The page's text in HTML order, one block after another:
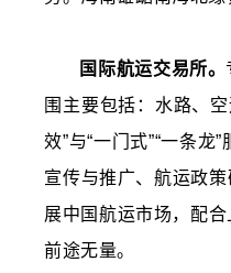
国际航运交易所。
围主要包括：水路、
效”与“一门式”“一条
宣传与推广、航运政
展中国航运市场，配
前途无量。